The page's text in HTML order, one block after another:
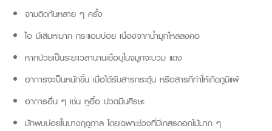
จามติดกันหลาย ๆ ครั้ง
ไอ มีเสมหะมาก กระแอมบ่อย เนื่องจากน้ำมูกไหลลงคอ
หากป่วยเป็นระยะเวลานานเยื่อบุในจมูกจะบวม แดง
อาการจะเป็นหนักขึ้น เมื่อได้รับสารกระตุ้น หรือสารที่ทำให้เกิดภูมิแพ้
อาการอื่น ๆ เช่น หูอื้อ ปวดมึนศีรษะ
มักพบบ่อยในบางฤดูกาล โดยเฉพาะช่วงที่มีเกสรดอกไม้มาก ๆ